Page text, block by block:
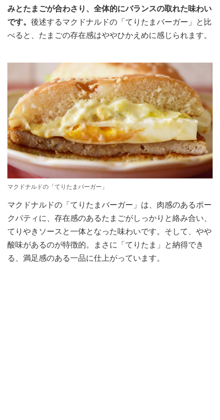
みとたまごが合わさり、全体的にバランスの取れた味わい
です。 後述するマクドナルドの「てりたまバーガー」と比
べると、たまごの存在感はややひかえめに感じられます。
マクドナルドの「てりたまバーガー」
マクドナルドの「てりたまバーガー」は、肉感のあるポー
クパティに、存在感のあるたまごがしっかりと絡み合い、
てりやきソースと一体となった味わいです。そして、やや
酸味があるのが特徴的。まさに「てりたま」と納得でき
る、満足感のある一品に仕上がっています。